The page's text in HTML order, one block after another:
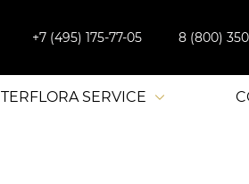
+7 (495) 175-77-05 8 (800)
SERVICE